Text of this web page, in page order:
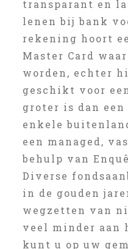
transparant en
lenen bij bank
rekening hoort
Master Card
worden, echter
geschikt voor
groter is dan
enkele
een managed,
behulp van
Diverse
in de gouden
wegzetten van
veel minder aan
kunt u op uw